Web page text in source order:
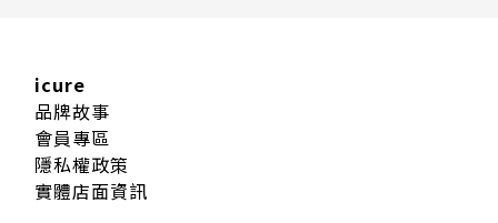
icure
品牌故事
會員專區
隱私權政策
實體店面資訊